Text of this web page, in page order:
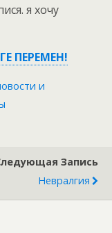
я хочу
ПЕРЕМЕН!
и
Запись
Невралгия